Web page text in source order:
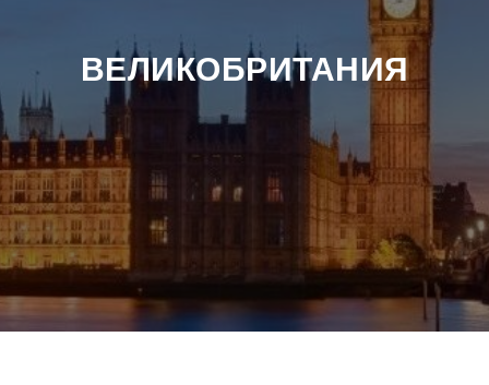
ВЕЛИКОБРИТАНИЯ